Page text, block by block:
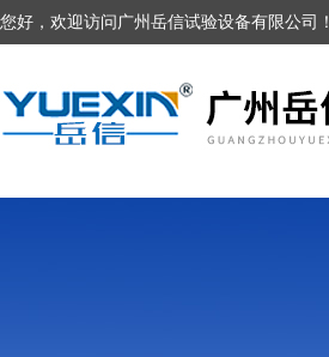
您好，欢迎访问广州岳信试验设备有限公司！